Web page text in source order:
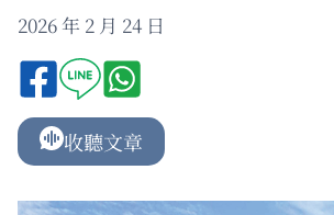
2026 年 2 月 24 日
收聽文章